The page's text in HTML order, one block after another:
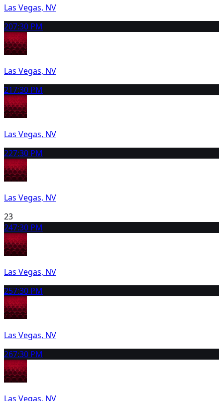
Las Vegas, NV
207:30 PM
Las Vegas, NV
217:30 PM
Las Vegas, NV
227:30 PM
Las Vegas, NV
23
247:30 PM
Las Vegas, NV
257:30 PM
Las Vegas, NV
267:30 PM
Las Vegas, NV